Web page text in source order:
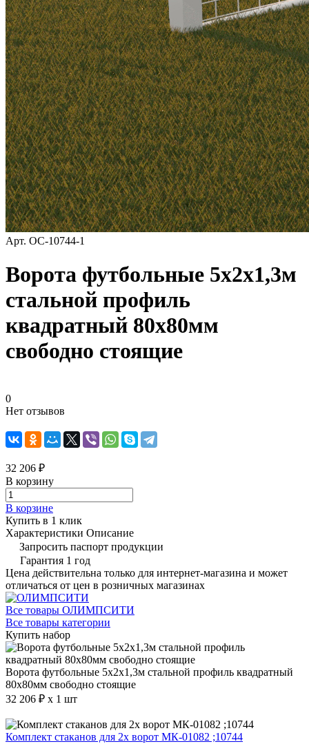
Арт. ОС-10744-1
Ворота футбольные 5х2х1,3м
стальной профиль
квадратный 80х80мм
свободно стоящие
0
Нет отзывов
32 206 ₽
В корзину
В корзине
Купить в 1 клик
Характеристики Описание
Запросить паспорт продукции
Гарантия 1 год
Цена действительна только для интернет-магазина и может
отличаться от цен в розничных магазинах
Все товары ОЛИМПСИТИ
Все товары категории
Купить набор
Ворота футбольные 5х2х1,3м стальной профиль квадратный
80х80мм свободно стоящие
32 206 ₽ x 1 шт
Комплект стаканов для 2х ворот МК-01082 ;10744